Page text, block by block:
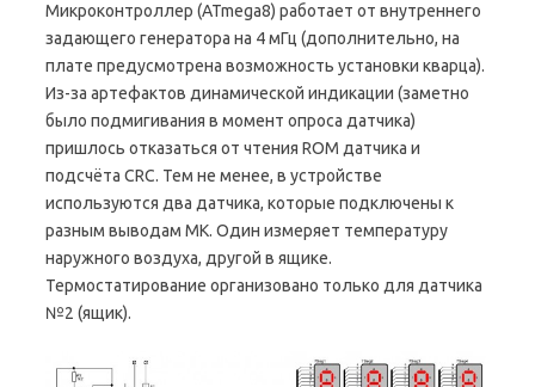
Микроконтроллер (ATmega8) работает от внутреннего
задающего генератора на 4 мГц (дополнительно, на
плате предусмотрена возможность установки кварца).
Из-за артефактов динамической индикации (заметно
было подмигивания в момент опроса датчика)
пришлось отказаться от чтения ROM датчика и
подсчёта CRC. Тем не менее, в устройстве
используются два датчика, которые подключены к
разным выводам МК. Один измеряет температуру
наружного воздуха, другой в ящике.
Термостатирование организовано только для датчика
№2 (ящик).